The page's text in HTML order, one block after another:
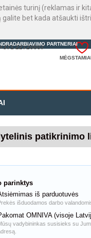
turinį (reklamas ir
bet kada atšaukti
PARTNERIAI
22720007
patikrinimo
parinktys
iš parduotuvės
išduodamos darbo
OMNIVA (visoje
vadybininkas susisieks su